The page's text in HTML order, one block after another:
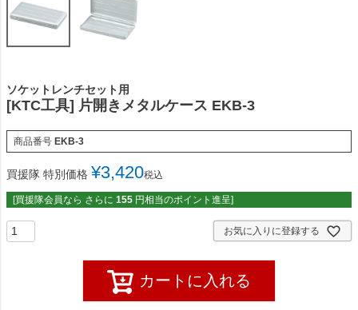
ソケットレンチセット用
[KTC工具] 片開きメタルケース EKB-3
商品番号 EKB-3
買援隊 特別価格 ¥3,420税込
[買援隊会員なら さらに 155 円相当のポイント進呈]
お気に入りに登録する
カートに入れる